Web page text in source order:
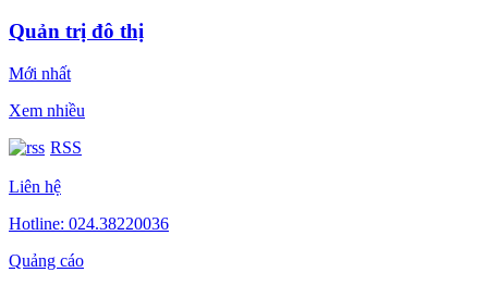
Quản trị đô thị
Mới nhất
Xem nhiều
RSS
Liên hệ
Hotline: 024.38220036
Quảng cáo